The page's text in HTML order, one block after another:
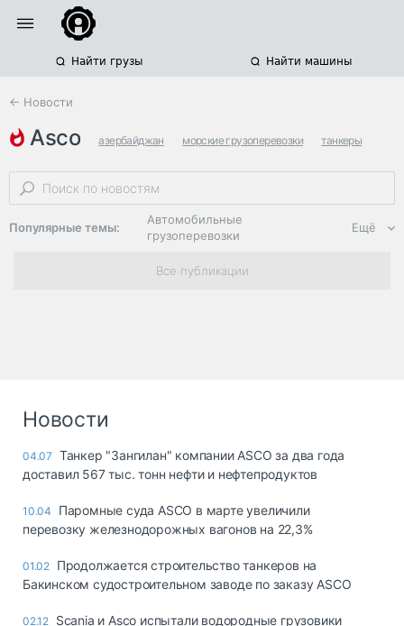
Найти грузы Найти машины
← Новости
asco азербайджан морские грузоперевозки танкеры
Популярные темы:
Автомобильные
грузоперевозки
Региональная
логистика
опасные грузы
страхование
Склады и
грузовые
Ещё
Все публикации
Новости
04.07 Танкер "Зангилан" компании ASCO за два года
доставил 567 тыс. тонн нефти и нефтепродуктов
10.04
Паромные суда ASCO в марте увеличили
перевозку железнодорожных вагонов на 22,3%
01.02 Продолжается строительство танкеров на
Бакинском судостроительном заводе по заказу ASCO
02.12 Scania и Asco испытали водородные грузовики